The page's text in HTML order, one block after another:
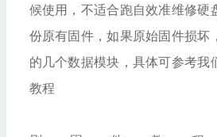
候使用，不适合跑自效准维修硬
份原有固件，如果原始固件损坏
的几个数据模块，具体可参考我
教程